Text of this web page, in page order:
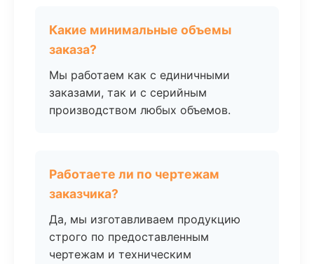
Какие минимальные объемы
заказа?
Мы работаем как с единичными
заказами, так и с серийным
производством любых объемов.
Работаете ли по чертежам
заказчика?
Да, мы изготавливаем продукцию
строго по предоставленным
чертежам и техническим